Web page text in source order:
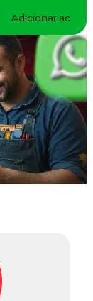
Adicionar ao